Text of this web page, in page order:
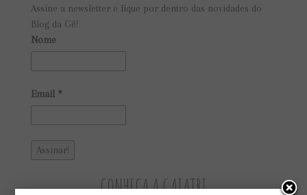
Assine a newsletter e fique por dentro das novidades do
Blog da Gê!
Nome
Email *
CONHEÇA A GAIATRI